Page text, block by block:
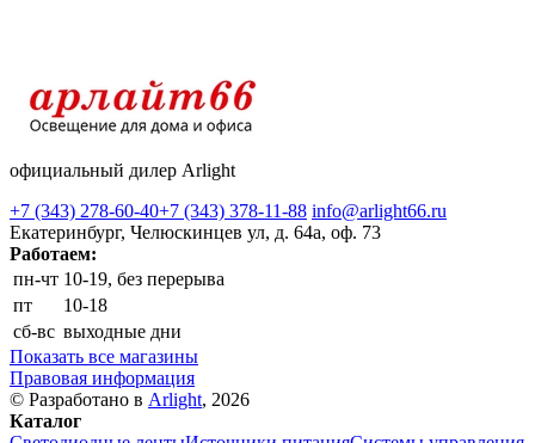
официальный дилер Arlight
+7 (343) 278-60-40+7 (343) 378-11-88 info@arlight66.ru
Екатеринбург, Челюскинцев ул, д. 64а, оф. 73
Работаем:
пн-чт 10-19, без перерыва
пт
10-18
сб-вс выходные дни
Показать все магазины
Правовая информация
© Разработано в Arlight, 2026
Каталог